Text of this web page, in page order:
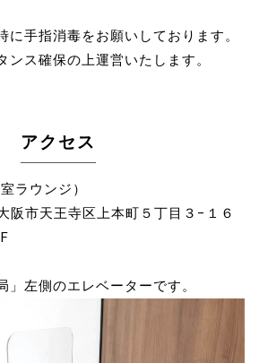
に手指消毒をお願いしております。
ンス確保の上運営いたします。
アクセス
ラウンジ）
阪市天王寺区上本町５丁目３−１６
」左側のエレベーターです。